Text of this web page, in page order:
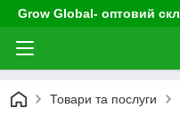
Grow Global- оптовий
Товари та послуги